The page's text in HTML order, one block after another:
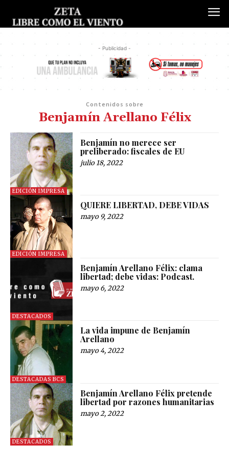
- Publicidad -
Contenidos sobre
Benjamín Arellano Félix
EDICIÓN IMPRESA
Benjamín no merece ser
preliberado: fiscales de EU
julio 18, 2022
EDICIÓN IMPRESA
QUIERE LIBERTAD, DEBE VIDAS
mayo 9, 2022
DESTACADOS
Benjamín Arellano Félix: clama
libertad; debe vidas: Podcast.
mayo 6, 2022
DESTACADAS BCS
La vida impune de Benjamín
Arellano
mayo 4, 2022
DESTACADOS
Benjamín Arellano Félix pretende
libertad por razones humanitarias
mayo 2, 2022